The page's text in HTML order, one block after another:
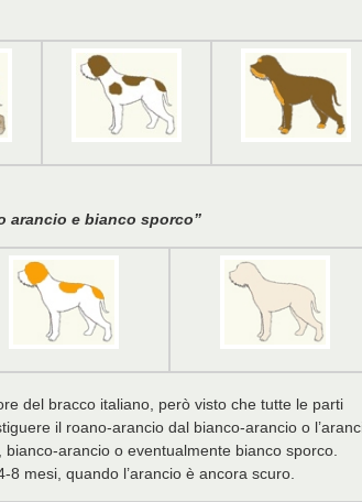
arancio e bianco sporco”
del bracco italiano, però visto che tutte le parti
il roano-arancio dal bianco-arancio o
arancio o eventualmente bianco sporco.
mesi, quando l’arancio è ancora scuro.